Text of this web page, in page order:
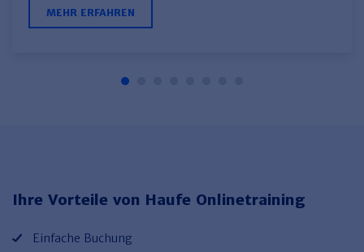
MEHR ERFAHREN
Ihre Vorteile von Haufe Onlinetraining
Einfache Buchung